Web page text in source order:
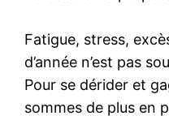
Fatigue, stress,
d’année n’est pas
Pour se dérider et
sommes de plus en